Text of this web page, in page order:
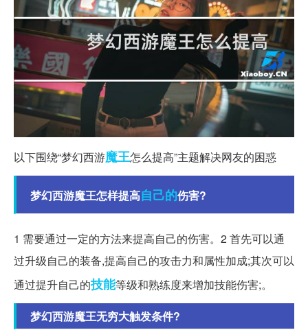
以下围绕“梦幻西游魔王怎么提高”主题解决网友的困惑
梦幻西游魔王怎样提高自己的伤害?
1 需要通过一定的方法来提高自己的伤害。2 首先可以通
过升级自己的装备,提高自己的攻击力和属性加成;其次可以
通过提升自己的技能等级和熟练度来增加技能伤害;。
梦幻西游魔王无穷大触发条件?